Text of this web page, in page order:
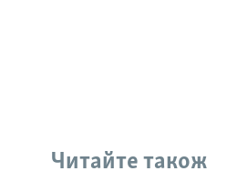
Читайте також